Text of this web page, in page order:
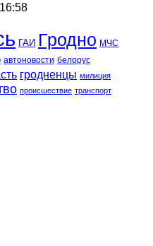
ГАИ Гродно МЧС
автоновости белорус
гродненцы милиция
происшествие транспорт